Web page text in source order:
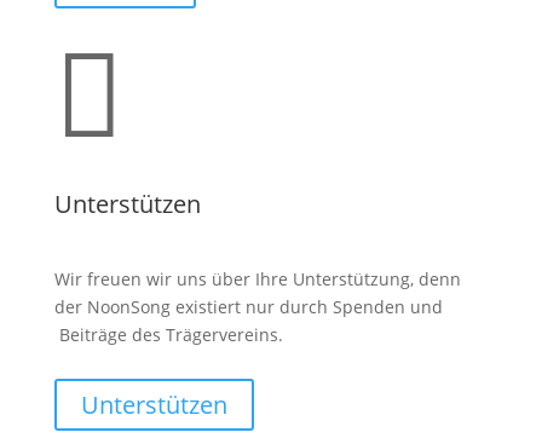

Unterstützen
Wir freuen wir uns über Ihre Unterstützung, denn
der NoonSong existiert nur durch Spenden und
Beiträge des Trägervereins.
Unterstützen